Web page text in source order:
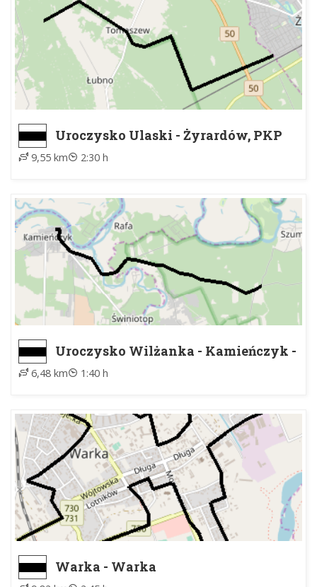
Uroczysko Ulaski - Żyrardów, PKP
9,55 km 2:30 h
Uroczysko Wilżanka - Kamieńczyk -
Rynek, PKS
6,48 km 1:40 h
Warka - Warka